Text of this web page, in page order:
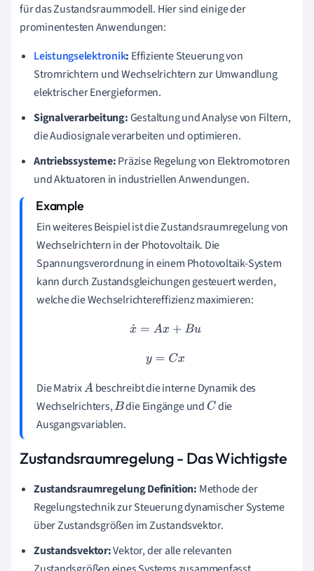
für das Zustandsraummodell. Hier sind einige der
prominentesten Anwendungen:
Leistungselektronik: Effiziente Steuerung von
Stromrichtern und Wechselrichtern zur Umwandlung
elektrischer Energieformen.
Signalverarbeitung:Gestaltung und Analyse von Filtern,
die Audiosignale verarbeiten und optimieren.
Antriebssysteme:Präzise Regelung von Elektromotoren
und Aktuatoren in industriellen Anwendungen.
Ein weiteres Beispiel ist die Zustandsraumregelung von
Wechselrichtern in der Photovoltaik. Die
Spannungsverordnung in einem Photovoltaik-System
kann durch Zustandsgleichungen gesteuert werden,
welche die Wechselrichtereffizienz maximieren:
x˙=Ax +B u
y= Cx
Die MatrixA beschreibt die interne Dynamik des
Wechselrichters,B die Eingänge und C die
Ausgangsvariablen.
Zustandsraumregelung - Das Wichtigste
Zustandsraumregelung Definition: Methode der
Regelungstechnik zur Steuerung dynamischer Systeme
über Zustandsgrößen im Zustandsvektor.
Zustandsvektor:Vektor, der alle relevanten